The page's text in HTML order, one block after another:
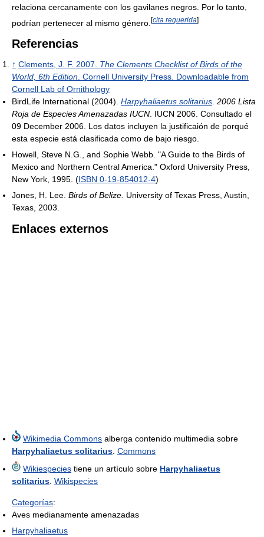
relaciona cercanamente con los gavilanes negros. Por lo tanto,
podrían pertenecer al mismo género. [cita requerida]
Referencias
↑ Clements, J. F. 2007. The Clements Checklist of Birds of the
World, 6th Edition. Cornell University Press. Downloadable from
Cornell Lab of Ornithology
BirdLife International (2004). Harpyhaliaetus solitarius. 2006 Lista
Roja de Especies Amenazadas IUCN. IUCN 2006. Consultado el
09 December 2006. Los datos incluyen la justificaión de porqué
esta especie está clasificada como de bajo riesgo.
Howell, Steve N.G., and Sophie Webb. "A Guide to the Birds of
Mexico and Northern Central America." Oxford University Press,
New York, 1995. (ISBN 0-19-854012-4)
Jones, H. Lee. Birds of Belize. University of Texas Press, Austin,
Texas, 2003.
Enlaces externos
Wikimedia Commons alberga contenido multimedia sobre
Harpyhaliaetus solitarius. Commons
Wikiespecies tiene un artículo sobre Harpyhaliaetus
solitarius. Wikispecies
Categorías:
Aves medianamente amenazadas
Harpyhaliaetus